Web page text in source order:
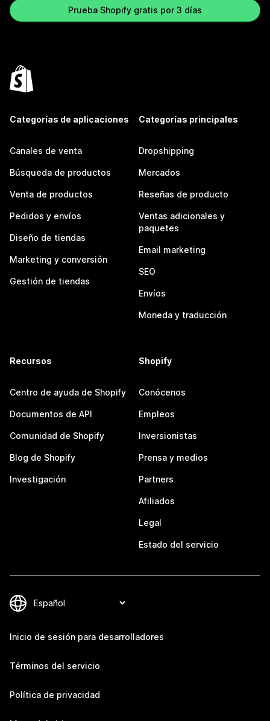
Prueba Shopify gratis por 3 días
Categorías de aplicaciones
Canales de venta
Búsqueda de productos
Venta de productos
Pedidos y envíos
Diseño de tiendas
Marketing y conversión
Gestión de tiendas
Categorías principales
Dropshipping
Mercados
Reseñas de producto
Ventas adicionales y
paquetes
Email marketing
SEO
Envíos
Moneda y traducción
Recursos
Centro de ayuda de Shopify
Documentos de API
Comunidad de Shopify
Blog de Shopify
Investigación
Shopify
Conócenos
Empleos
Inversionistas
Prensa y medios
Partners
Afiliados
Legal
Estado del servicio
Inicio de sesión para desarrolladores
Términos del servicio
Política de privacidad